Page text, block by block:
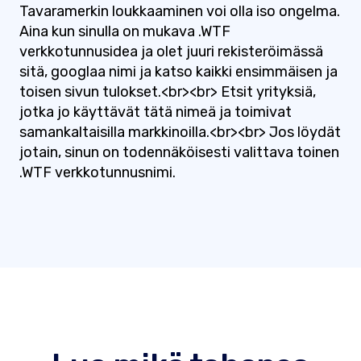
Tavaramerkin loukkaaminen voi olla iso ongelma.
Aina kun sinulla on mukava .WTF
verkkotunnusidea ja olet juuri rekisteröimässä
sitä, googlaa nimi ja katso kaikki ensimmäisen ja
toisen sivun tulokset.<br><br> Etsit yrityksiä,
jotka jo käyttävät tätä nimeä ja toimivat
samankaltaisilla markkinoilla.<br><br> Jos löydät
jotain, sinun on todennäköisesti valittava toinen
.WTF verkkotunnusnimi.